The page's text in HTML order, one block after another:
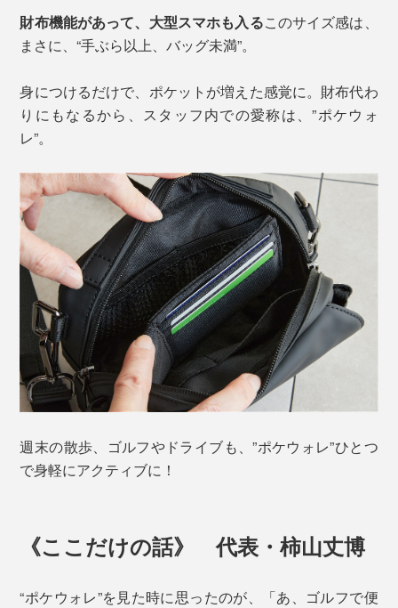
財布機能があって、大型スマホも入るこのサイズ感は、
まさに、“手ぶら以上、バッグ未満”。
身につけるだけで、ポケットが増えた感覚に。財布代わ
りにもなるから、スタッフ内での愛称は、”ポケウォ
レ”。
週末の散歩、ゴルフやドライブも、”ポケウォレ”ひとつ
で身軽にアクティブに！
《ここだけの話》 代表・柿山丈博
“ポケウォレ”を見た時に思ったのが、「あ、ゴルフで便